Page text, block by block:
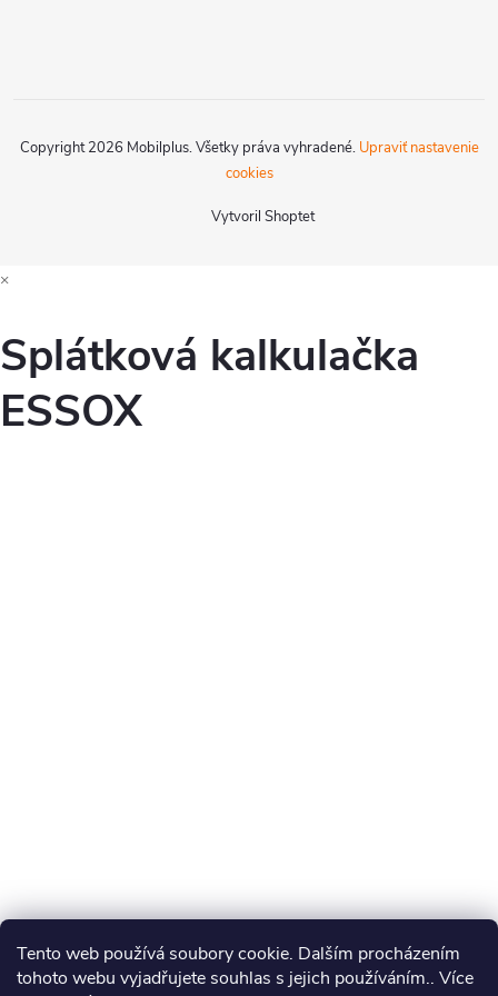
Tento web používá soubory cookie. Dalším procházením
tohoto webu vyjadřujete souhlas s jejich používáním.. Více
Vytvoril Shoptet
Copyright 2026 Mobilplus. Všetky práva vyhradené. Upraviť nastavenie
cookies
×
Splátková kalkulačka
ESSOX